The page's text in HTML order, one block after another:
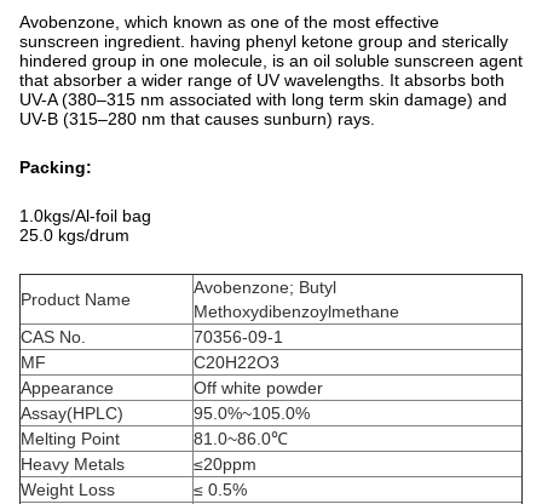
Avobenzone, which known as one of the most effective
sunscreen ingredient. having phenyl ketone group and sterically
hindered group in one molecule, is an oil soluble sunscreen agent
that absorber a wider range of UV wavelengths. It absorbs both
UV-A (380–315 nm associated with long term skin damage) and
UV-B (315–280 nm that causes sunburn) rays.
Packing:
1.0kgs/Al-foil bag
25.0 kgs/drum
Product Name
Avobenzone; Butyl
Methoxydibenzoylmethane
CAS No.
70356-09-1
MF
C20H22O3
Appearance
Off white powder
Assay(HPLC)
95.0%~105.0%
Melting Point
81.0~86.0℃
Heavy Metals
≤20ppm
Weight Loss
≤ 0.5%